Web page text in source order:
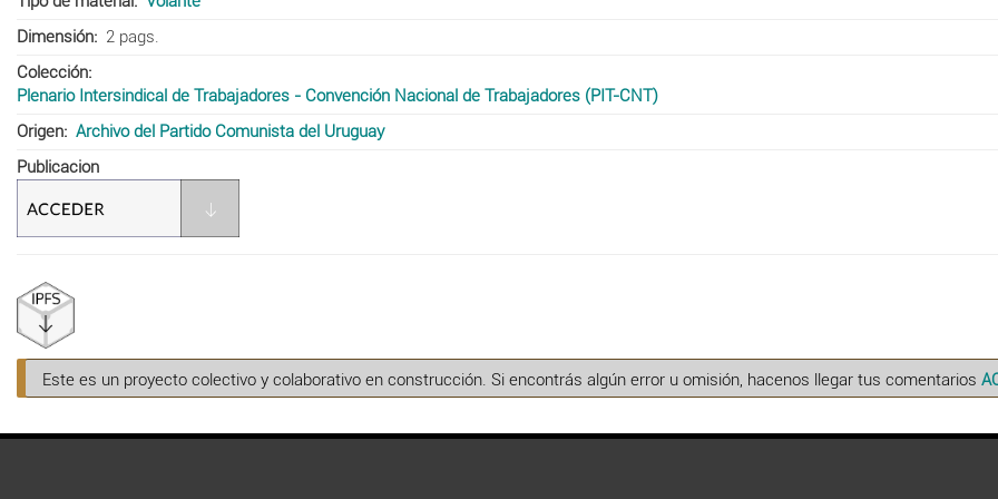
Dimensión
2 pags.
Colección
Plenario Intersindical de Trabajadores - Convención Nacional de Trabajadores (PIT-CNT)
Origen
Archivo del Partido Comunista del Uruguay
Publicacion
Este es un proyecto colectivo y colaborativo en construcción. Si encontrás algún error u omisión, hacenos llegar tus comentarios